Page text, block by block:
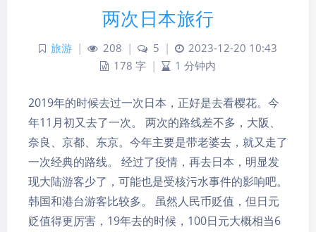
两次日本旅行
旅游 | 208 | 5 |
2023-12-20 10:43
178 字 | 1 分钟内
2019年的时候去过一次日本，正好是去看樱花。今
年11月初又去了一次。 两次的路线差不多，大阪、
奈良、京都、东京。今年主要是带老婆去，就又走了
一次经典的路线。 经过了疫情，再去日本，明显发
现大陆游客少了，可能也是受核污水事件的影响吧。
韩国和港台游客比较多。 虽然人民币贬值，但日元
贬值得更厉害，19年去的时候，100日元大概相当6